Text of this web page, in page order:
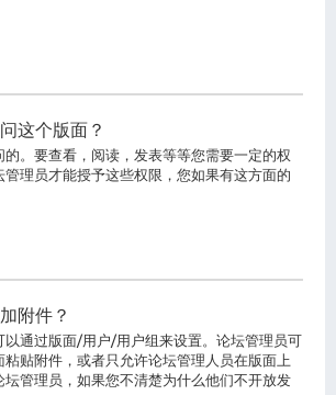
这个版面？
。要查看，阅读，发表等等您需要一定的权
管理员才能授予这些权限，您如果有这方面的
附件？
以通过版面/用户/用户组来设置。论坛管理员可
贴附件，或者只允许论坛管理人员在版面上
坛管理员，如果您不清楚为什么他们不开放发